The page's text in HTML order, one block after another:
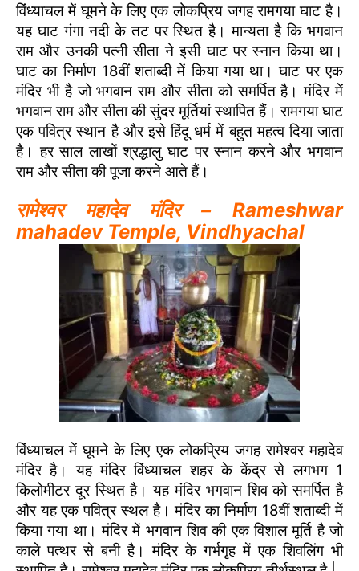
विंध्याचल में घूमने के लिए एक लोकप्रिय जगह रामगया घाट है।
यह घाट गंगा नदी के तट पर स्थित है। मान्यता है कि भगवान
राम और उनकी पत्नी सीता ने इसी घाट पर स्नान किया था।
घाट का निर्माण 18वीं शताब्दी में किया गया था। घाट पर एक
मंदिर भी है जो भगवान राम और सीता को समर्पित है। मंदिर में
भगवान राम और सीता की सुंदर मूर्तियां स्थापित हैं। रामगया घाट
एक पवित्र स्थान है और इसे हिंदू धर्म में बहुत महत्व दिया जाता
है। हर साल लाखों श्रद्धालु घाट पर स्नान करने और भगवान
राम और सीता की पूजा करने आते हैं।
रामेश्वर महादेव मंदिर – Rameshwar
mahadev Temple, Vindhyachal
विंध्याचल में घूमने के लिए एक लोकप्रिय जगह रामेश्वर महादेव
मंदिर है। यह मंदिर विंध्याचल शहर के केंद्र से लगभग 1
किलोमीटर दूर स्थित है। यह मंदिर भगवान शिव को समर्पित है
और यह एक पवित्र स्थल है। मंदिर का निर्माण 18वीं शताब्दी में
किया गया था। मंदिर में भगवान शिव की एक विशाल मूर्ति है जो
काले पत्थर से बनी है। मंदिर के गर्भगृह में एक शिवलिंग भी